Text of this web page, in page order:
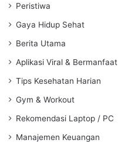
Peristiwa
Gaya Hidup Sehat
Berita Utama
Aplikasi Viral & Bermanfaat
Tips Kesehatan Harian
Gym & Workout
Rekomendasi Laptop / PC
Manajemen Keuangan